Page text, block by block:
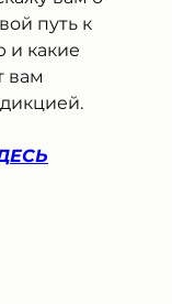
путь к
и какие
вам